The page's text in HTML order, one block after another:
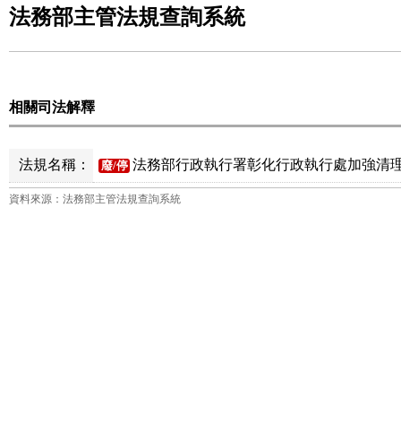
法務部主管法規查詢系統
相關司法解釋
法規名稱： 廢/停 法務部行政執行署彰化行政執行處加強清
資料來源：法務部主管法規查詢系統